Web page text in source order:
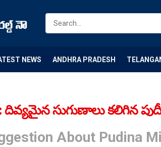
NEWS ANDHRA PRADESH
సుగుణాలు కలిగిన
About Pudina